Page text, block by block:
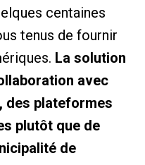
centaines
tenus de fournir
La solution
avec
des plateformes
plutôt que de
de